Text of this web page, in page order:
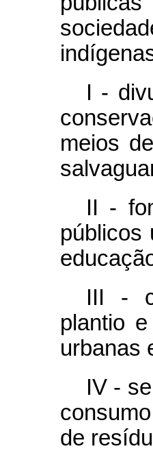
I -
meios
II -
públicos
III -
plantio
urbanas
IV -
de